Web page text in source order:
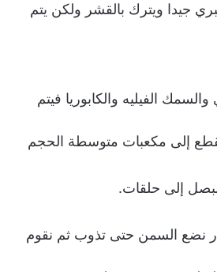
جيدا ويترك بالقشر ولكن يتم
والسمك الفيليه والكابوريا فيتم
إلى مكعبات متوسطة الحجم
إلى حلقات.
نضع السمن حتى تذوب ثم نقوم